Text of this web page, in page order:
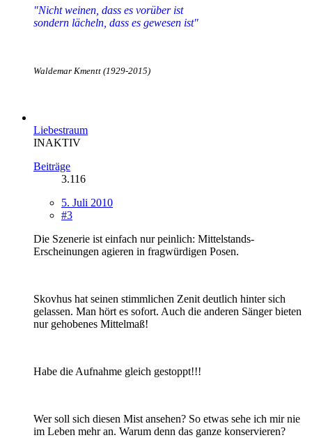
"Nicht weinen, dass es vorüber ist
sondern lächeln, dass es gewesen ist"
Waldemar Kmentt (1929-2015)
Liebestraum
INAKTIV
Beiträge
3.116
5. Juli 2010
#3
Die Szenerie ist einfach nur peinlich: Mittelstands-
Erscheinungen agieren in fragwürdigen Posen.
Skovhus hat seinen stimmlichen Zenit deutlich hinter sich
gelassen. Man hört es sofort. Auch die anderen Sänger bieten
nur gehobenes Mittelmaß!
Habe die Aufnahme gleich gestoppt!!!
Wer soll sich diesen Mist ansehen? So etwas sehe ich mir nie
im Leben mehr an. Warum denn das ganze konservieren?